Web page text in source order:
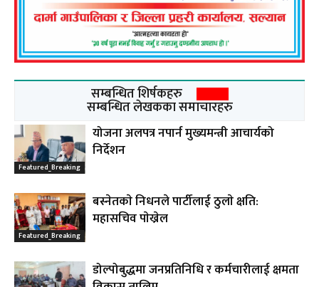
सम्बन्धित शिर्षकहरु
सम्बन्धित लेखकका समाचारहरु
Featured_Breaking
योजना अलपत्र नपार्न मुख्यमन्त्री आचार्यको
निर्देशन
Featured_Breaking
बस्नेतकाे निधनले पार्टीलाई ठुलाे क्षति:
महासचिव पाेख्रेल
डोल्पोबुद्धमा जनप्रतिनिधि र कर्मचारीलाई क्षमता